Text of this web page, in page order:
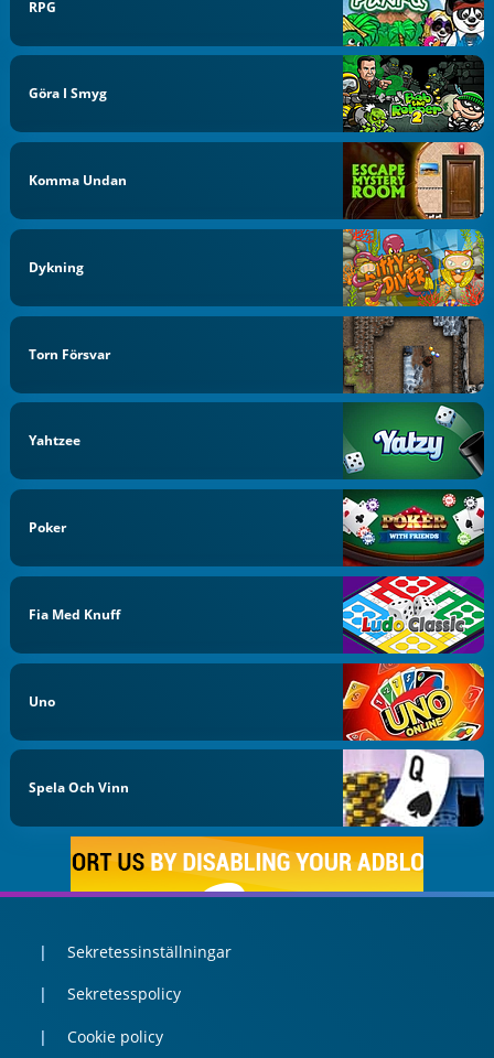
RPG
Göra I Smyg
Komma Undan
Dykning
Torn Försvar
Yahtzee
Poker
Fia Med Knuff
Uno
Spela Och Vinn
Sekretessinställningar
Sekretesspolicy
Cookie policy